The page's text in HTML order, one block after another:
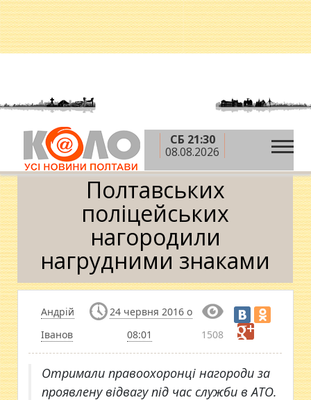
СБ 21:30
08.08.2026
Головна » АТО »Полтавських поліцейських
нагородили нагрудними знаками
Полтавських
поліцейських
нагородили
нагрудними знаками
Андрій
Іванов
24 червня 2016 о
08:01
1508
Отримали правоохоронці нагороди за
проявлену відвагу під час служби в АТО.